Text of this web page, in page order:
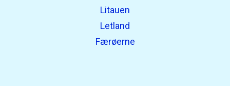
Litauen
Letland
Færøerne